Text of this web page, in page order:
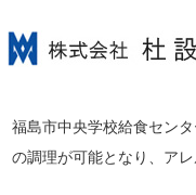
福島市中央学校給食セン
の調理が可能となり、ア